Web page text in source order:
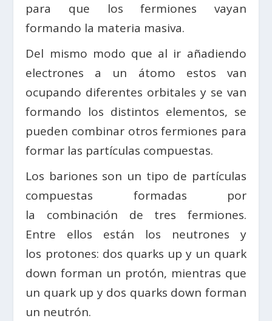
para que los fermiones vayan
formando la materia masiva.
Del mismo modo que al ir añadiendo
electrones a un átomo estos van
ocupando diferentes orbitales y se van
formando los distintos elementos, se
pueden combinar otros fermiones para
formar las partículas compuestas.
Los bariones son un tipo de partículas
compuestas formadas por
la combinación de tres fermiones.
Entre ellos están los neutrones y
los protones: dos quarks up y un quark
down forman un protón, mientras que
un quark up y dos quarks down forman
un neutrón.